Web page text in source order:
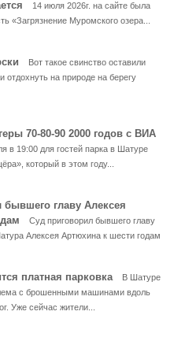
14 июля 2026г. на сайте была
«Загрязнение Муромского озера...
Вот такое свинство оставили
отдохнуть на природе на берегу
70-80-90 2000 годов с ВИА
в 19:00 для гостей парка в Шатуре
который в этом году...
бывшего главу Алексея
Суд приговорил бывшего главу
Алексея Артюхина к шести годам
платная парковка
В Шатуре
с брошенными машинами вдоль
Уже сейчас жители...